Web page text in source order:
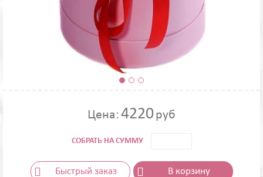
Цена: 4220руб
СОБРАТЬ НА СУММУ
Быстрый заказ В корзину